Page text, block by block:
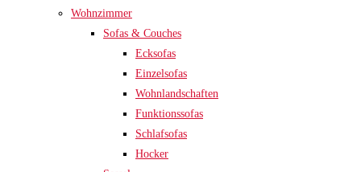
Wohnzimmer
Sofas & Couches
Ecksofas
Einzelsofas
Wohnlandschaften
Funktionssofas
Schlafsofas
Hocker